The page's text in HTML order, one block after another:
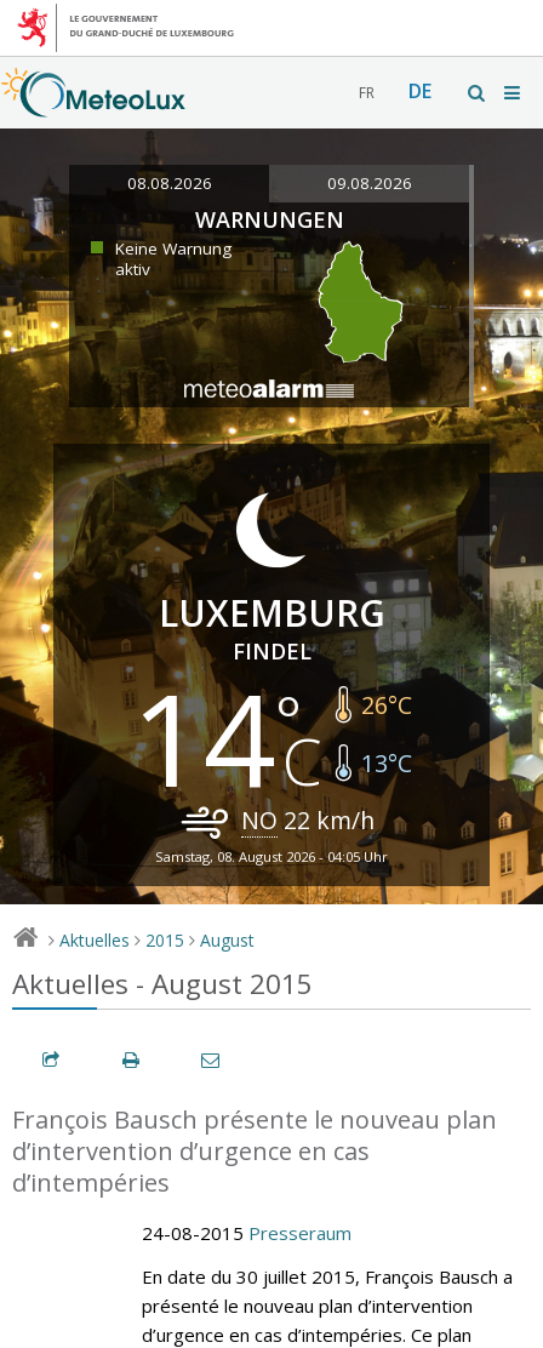
FR DE
08.08.2026 09.08.2026
WARNUNGEN
Keine Warnung
aktiv
LUXEMBURG
FINDEL
14 26°C
13°C
NO 22 km/h
Samstag, 08. August 2026 - 04:05 Uhr
> Aktuelles > 2015 > August
Aktuelles - August 2015
François Bausch présente le nouveau plan
d’intervention d’urgence en cas
d’intempéries
24-08-2015 Presseraum
En date du 30 juillet 2015, François Bausch a
présenté le nouveau plan d’intervention
d’urgence en cas d’intempéries. Ce plan